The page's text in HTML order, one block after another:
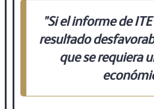
"Si el informe de
resultado
que se requiera